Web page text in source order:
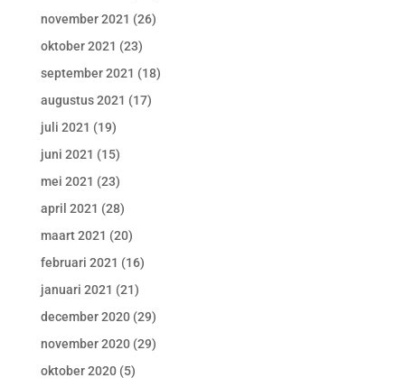
november 2021 (26)
oktober 2021 (23)
september 2021 (18)
augustus 2021 (17)
juli 2021 (19)
juni 2021 (15)
mei 2021 (23)
april 2021 (28)
maart 2021 (20)
februari 2021 (16)
januari 2021 (21)
december 2020(29)
november 2020(29)
oktober 2020(5)